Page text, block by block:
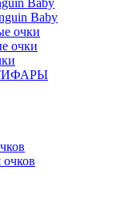
Baby
Baby
очки
очки